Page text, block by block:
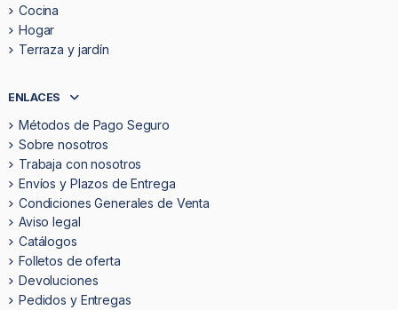
Cocina
Hogar
Terraza y jardín
ENLACES
Métodos de Pago Seguro
Sobre nosotros
Trabaja con nosotros
Envíos y Plazos de Entrega
Condiciones Generales de Venta
Aviso legal
Catálogos
Folletos de oferta
Devoluciones
Pedidos y Entregas